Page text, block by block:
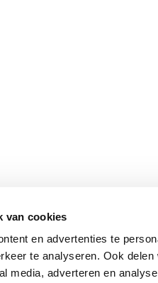
van cookies
en advertenties te
te analyseren. Ook
media, adverteren en